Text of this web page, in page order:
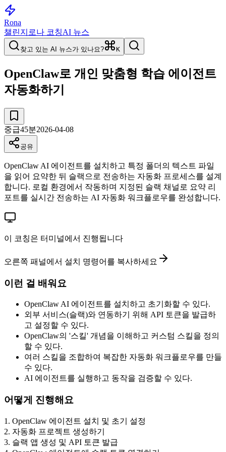
Rona
챌린지 로나 코칭AI 뉴스
찾고 있는 AI 뉴스가 있나요? K
OpenClaw로 개인 맞춤형 학습 에이전트
자동화하기
중급45분2026-04-08
공유
OpenClaw AI 에이전트를 설치하고 특정 폴더의 텍스트 파일
을 읽어 요약한 뒤 슬랙으로 전송하는 자동화 프로세스를 설계
합니다. 로컬 환경에서 작동하며 지정된 슬랙 채널로 요약 리
포트를 실시간 전송하는 AI 자동화 워크플로우를 완성합니다.
이 코칭은 터미널에서 진행됩니다
오른쪽 패널에서 설치 명령어를 복사하세요
이런 걸 배워요
OpenClaw AI 에이전트를 설치하고 초기화할 수 있다.
외부 서비스(슬랙)와 연동하기 위해 API 토큰을 발급하
고 설정할 수 있다.
OpenClaw의 '스킬' 개념을 이해하고 커스텀 스킬을 정의
할 수 있다.
여러 스킬을 조합하여 복잡한 자동화 워크플로우를 만들
수 있다.
AI 에이전트를 실행하고 동작을 검증할 수 있다.
어떻게 진행해요
1 . OpenClaw 에이전트 설치 및 초기 설정
2. 자동화 프로젝트 생성하기
3. 슬랙 앱 생성 및 API 토큰 발급